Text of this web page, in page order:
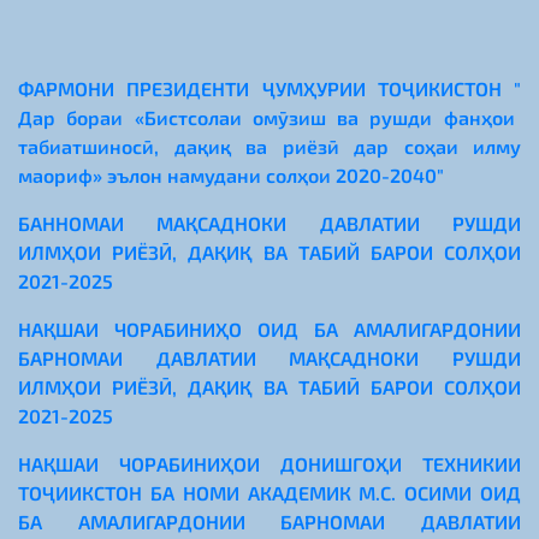
ФАРМОНИ ПРЕЗИДЕНТИ ҶУМҲУРИИ ТОҶИКИСТОН "
Дар бораи «Бистсолаи омӯзиш ва рушди фанҳои
табиатшиносӣ, дақиқ ва риёзӣ дар соҳаи илму
маориф» эълон намудани солҳои 2020-2040"
БАННОМАИ МАҚСАДНОКИ ДАВЛАТИИ РУШДИ
ИЛМҲОИ РИЁЗӢ, ДАҚИҚ ВА ТАБИЙ БАРОИ СОЛҲОИ
2021-2025
НАҚШАИ ЧОРАБИНИҲО ОИД БА АМАЛИГАРДОНИИ
БАРНОМАИ ДАВЛАТИИ МАҚСАДНОКИ РУШДИ
ИЛМҲОИ РИЁЗӢ, ДАҚИҚ ВА ТАБИӢ БАРОИ СОЛҲОИ
2021-2025
НАҚШАИ ЧОРАБИНИҲОИ ДОНИШГОҲИ ТЕХНИКИИ
ТОҶИИКСТОН БА НОМИ АКАДЕМИК М.С.ОСИМИ ОИД
БА АМАЛИГАРДОНИИ БАРНОМАИ ДАВЛАТИИ